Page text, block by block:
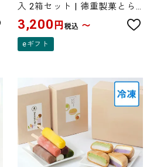
入 2箱セット | 徳重製菓とら
や
3,200 円 税込 〜
eギフト